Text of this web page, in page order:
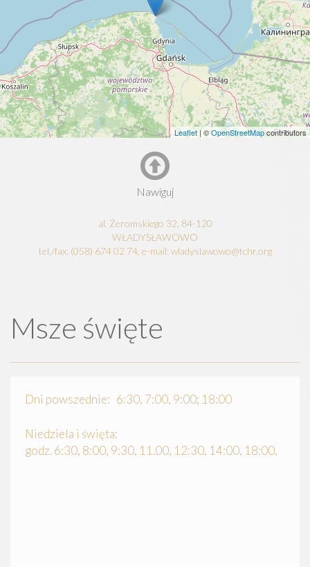
Leaflet | ©OpenStreetMapcontributors
Nawiguj
al. Żeromskiego 32, 84-120
WŁADYSŁAWOWO
tel./fax: (058) 674 02 74, e-mail: wladyslawowo@tchr.org
Msze święte
Dni powszednie: 6:30, 7:00, 9:00; 18:00
Niedziela i święta:
godz. 6:30, 8:00, 9:30, 11.00, 12:30, 14:00, 18:00,